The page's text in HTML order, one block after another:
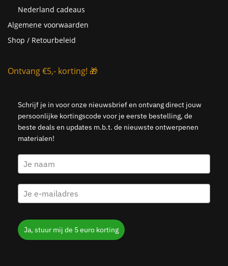
Nederland cadeaus
Algemene voorwaarden
Shop / Retourbeleid
Ontvang €5,- korting! 🎁
Schrijf je in voor onze nieuwsbrief en ontvang direct jouw
persoonlijke kortingscode voor je eerste bestelling, de
beste deals en updates m.b.t. de nieuwste ontwerpenen
materialen!
Ja, stuur mij de 5 euro korting